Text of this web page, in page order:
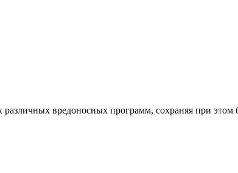
вредоносных программ, сохраняя при этом